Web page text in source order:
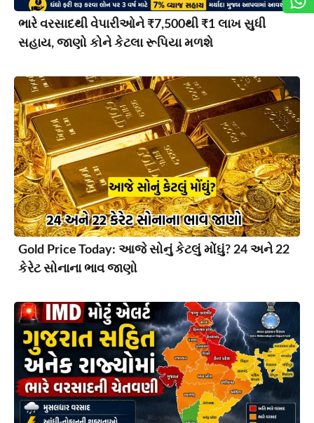
ભારે વરસાદથી વેપારીઓને ₹7,500થી ₹1 લાખ સુધી
સહાય, જાણો કોને કેટલા રૂપિયા મળશે
Gold Price Today: આજે સોનું કેટલું મોંઘું? 24 અને 22
કેરેટ સોનાના ભાવ જાણો